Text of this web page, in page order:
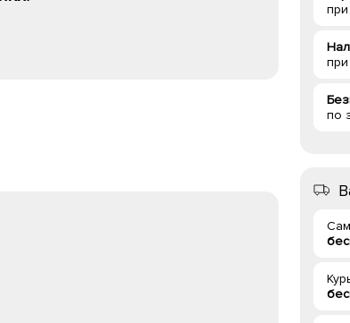
по